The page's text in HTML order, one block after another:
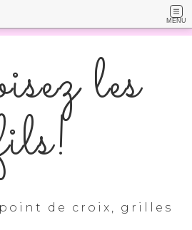
MENU
les
de croix, grilles